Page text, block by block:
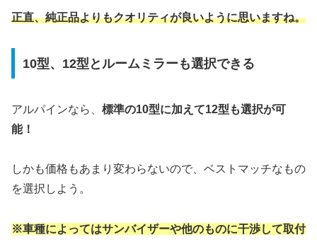
正直、純正品よりもクオリティが良いように思いますね。
10型、12型とルームミラーも選択できる
アルパインなら、 標準の10型に加えて12型も選択が可
能！
しかも価格もあまり変わらないので、ベストマッチなもの
を選択しよう。
※車種によってはサンバイザーや他のものに干渉して取付